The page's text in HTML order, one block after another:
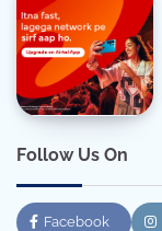
Follow Us On
Facebook